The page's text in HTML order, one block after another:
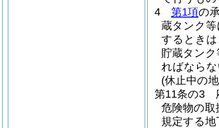
4
第1項の
蔵タンク
するとき
貯蔵タン
ればなら
(休止中の
第11条の3
危険物の
規定する